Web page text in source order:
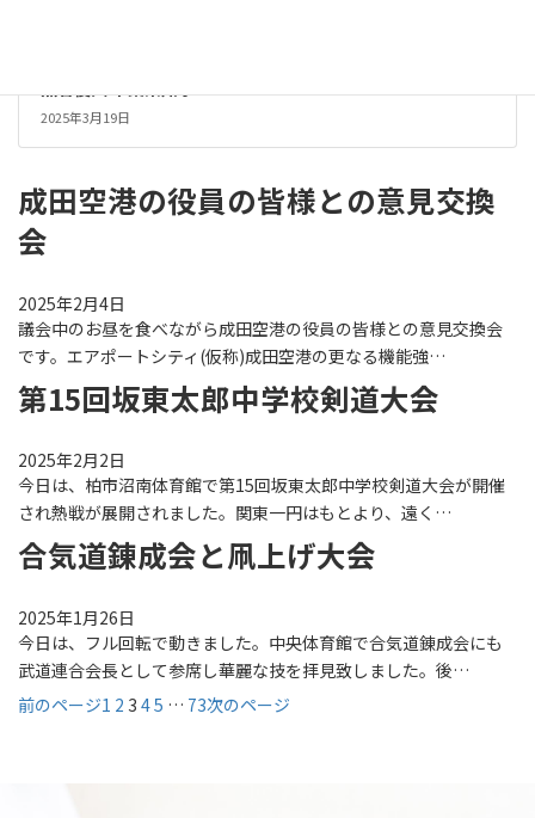
熊谷俊人 千葉県知事
2025年3月19日
成田空港の役員の皆様との意見交換
会
2025年2月4日
議会中のお昼を食べながら成田空港の役員の皆様との意見交換会
です。エアポートシティ(仮称)成田空港の更なる機能強…
第15回坂東太郎中学校剣道大会
2025年2月2日
今日は、柏市沼南体育館で第15回坂東太郎中学校剣道大会が開催
され熱戦が展開されました。関東一円はもとより、遠く…
合気道錬成会と凧上げ大会
2025年1月26日
今日は、フル回転で動きました。中央体育館で合気道錬成会にも
武道連合会長として参席し華麗な技を拝見致しました。後…
前のページ1 2 3 45 … 73次のページ